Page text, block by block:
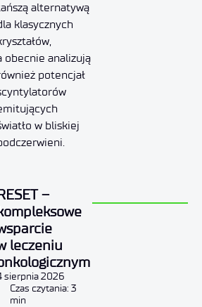
alternatywą
klasycznych
obecnie analizują
potencjał
w bliskiej
–
leczeniu
sierpnia 2026
Czas czytania: 3
min